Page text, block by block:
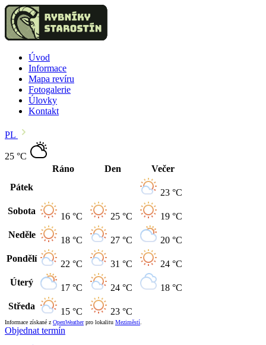
Úvod
Informace
Mapa revíru
Fotogalerie
Úlovky
Kontakt
PL
25 °C
Ráno
Den
Večer
Pátek
23 °C
Sobota
16 °C 25 °C
19 °C
Neděle
18 °C 27 °C
20 °C
Pondělí
22 °C 31 °C
24 °C
Úterý
17 °C 24 °C
18 °C
Středa
15 °C 23 °C
Informace získané z OpenWeatherpro lokalitu Meziměstí
Objednat termín